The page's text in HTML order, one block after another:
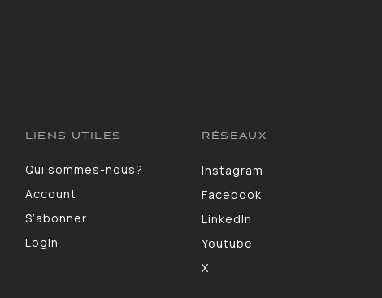
LIENS UTILES
Qui sommes-nous?
Account
S’abonner
Login
RÉSEAUX
Instagram
Facebook
LinkedIn
Youtube
X